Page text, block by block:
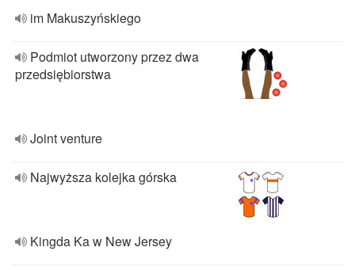
im Makuszyńskiego
Podmiot utworzony przez dwa
przedsiębiorstwa
Joint venture
Najwyższa kolejka górska
Kingda Ka w New Jersey